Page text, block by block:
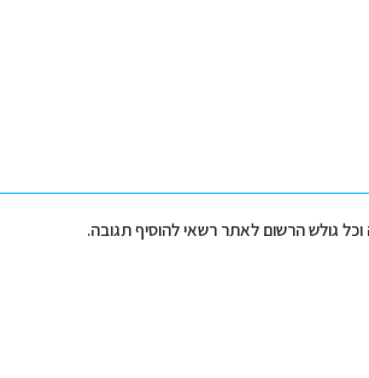
גולש הרשום לאתר רשאי להוסיף תגובה.